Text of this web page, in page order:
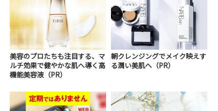
美容のプロたちも注目する、マ
ルチ効果で健やかな肌へ導く高
機能美容液（PR）
朝クレンジングでメイク映えす
る潤い美肌へ（PR）